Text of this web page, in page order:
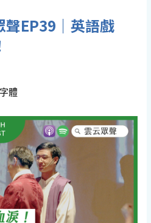
EP39｜英語戲
體